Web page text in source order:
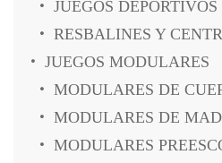
JUEGOS DEPORTIVOS
RESBALINES Y
JUEGOS MODULARES
MODULARES DE
MODULARES DE
MODULARES